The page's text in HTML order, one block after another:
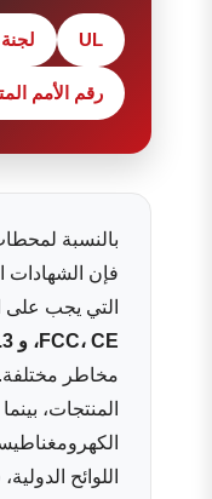
UL
رقم الأمم
بالنسبة
فإن الشهادات
التي يجب على
FCC، CE، و UN38.3